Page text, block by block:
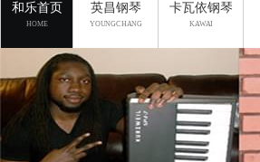
和乐首页
HOME
英昌钢琴
YOUNGCHANG
卡瓦依钢琴
KAWAI